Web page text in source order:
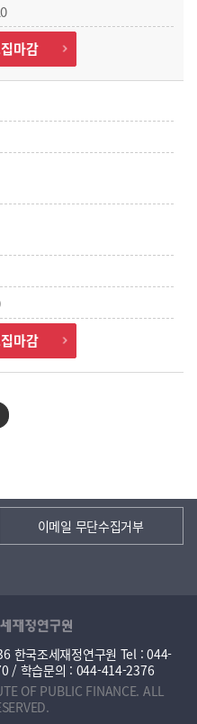
마감
마감
이메일 무단수집거부
한국조세재정연구원 Tel : 044-
/ 학습문의 : 044-414-2376
OF PUBLIC FINANCE. ALL